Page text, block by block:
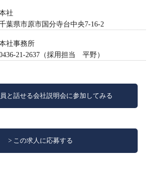
社
葉県市原市国分寺台中央7-16-2
社事務所
21-2637（採用担当 平野）
と話せる会社説明会に参加してみる
この求人に応募する